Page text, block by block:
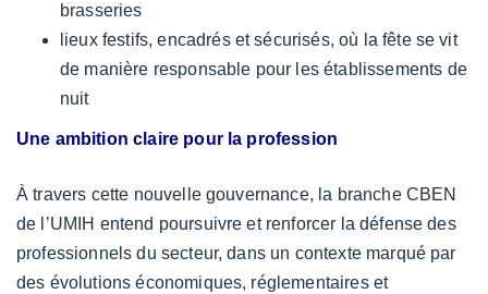
brasseries
lieux festifs, encadrés et sécurisés, où la fête se vit
de manière responsable pour les établissements de
nuit
Une ambition claire pour la profession
À travers cette nouvelle gouvernance, la branche CBEN
de l’UMIH entend poursuivre et renforcer la défense des
professionnels du secteur, dans un contexte marqué par
des évolutions économiques, réglementaires et